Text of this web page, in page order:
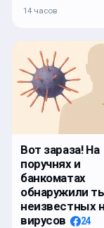
14 часов
Вот зараза! На
поручнях и
банкоматах
обнаружили
неизвестных
вирусов
24